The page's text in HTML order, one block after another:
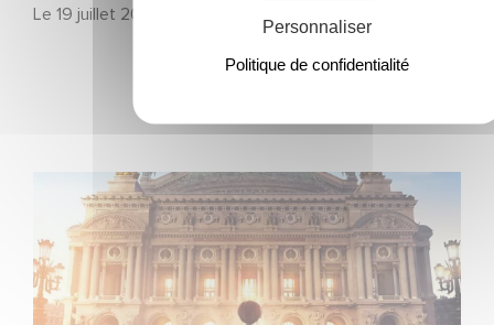
Le 19 juillet 2026
Gaumont et Good Hero annoncent la suite de Ballerina
Personnaliser
Politique de confidentialité